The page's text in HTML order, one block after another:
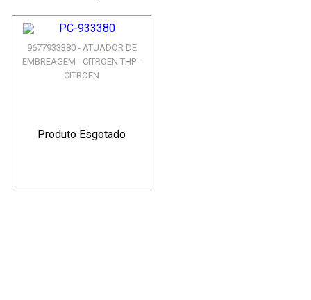
9677933380 - ATUADOR DE
EMBREAGEM - CITROEN THP -
CITROEN
Produto Esgotado